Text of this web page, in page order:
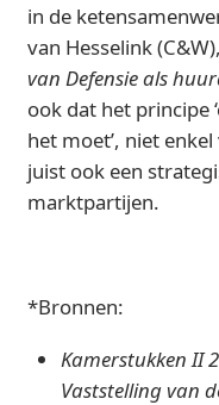
in de
van Hesselink
van Defensie als
ook dat het principe
het moet’, niet
juist ook een
marktpartijen.
*Bronnen:
Kamerstukken II
Vaststelling van